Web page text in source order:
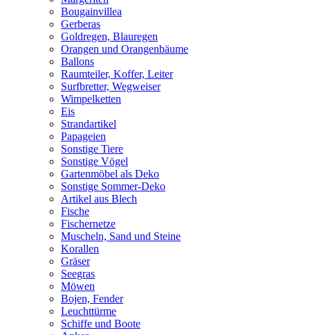
Bougainvillea
Gerberas
Goldregen, Blauregen
Orangen und Orangenbäume
Ballons
Raumteiler, Koffer, Leiter
Surfbretter, Wegweiser
Wimpelketten
Eis
Strandartikel
Papageien
Sonstige Tiere
Sonstige Vögel
Gartenmöbel als Deko
Sonstige Sommer-Deko
Artikel aus Blech
Fische
Fischernetze
Muscheln, Sand und Steine
Korallen
Gräser
Seegras
Möwen
Bojen, Fender
Leuchttürme
Schiffe und Boote